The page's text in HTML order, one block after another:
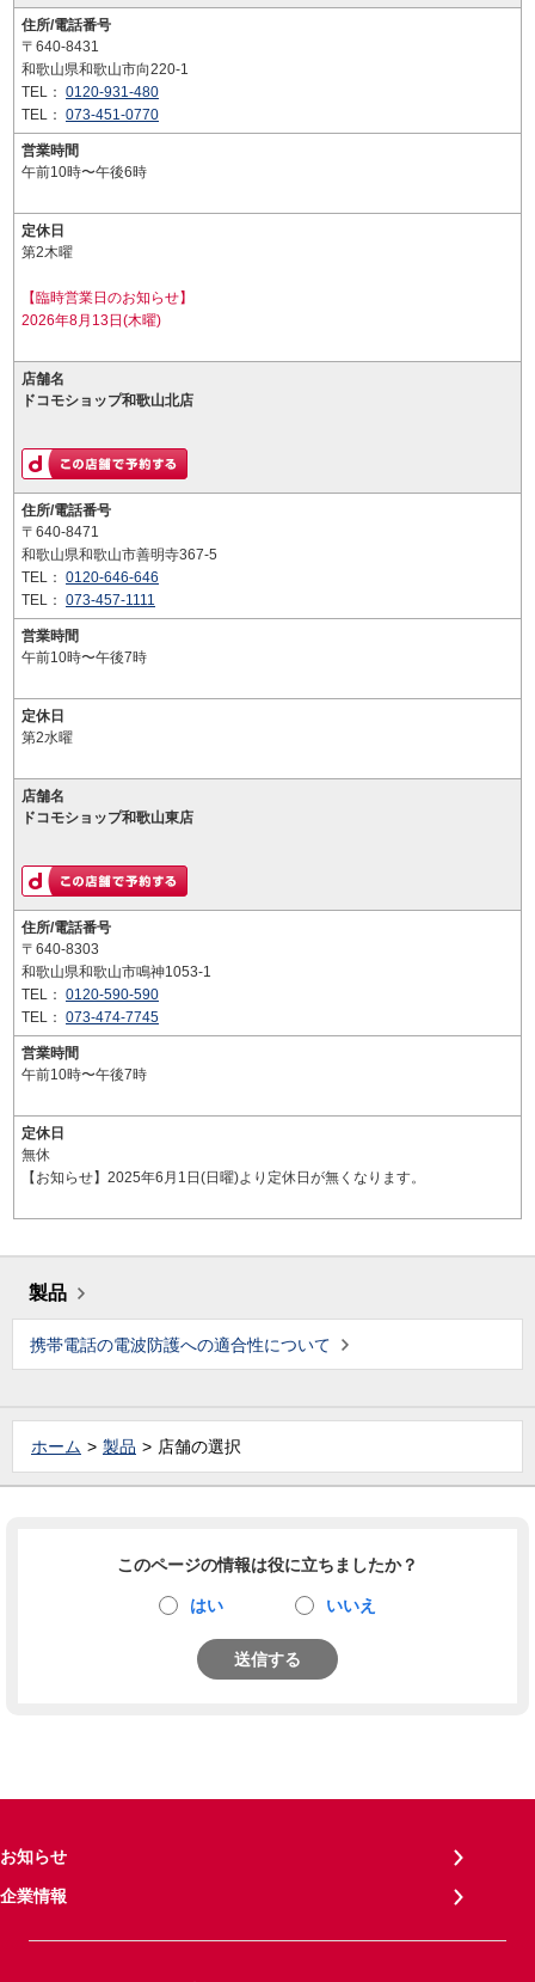
住所/電話番号
〒640-8431
和歌山県和歌山市向220-1
TEL： 0120-931-480
TEL： 073-451-0770
営業時間
午前10時〜午後6時
定休日
第2木曜
【臨時営業日のお知らせ】
2026年8月13日(木曜)
店舗名
ドコモショップ和歌山北店
住所/電話番号
〒640-8471
和歌山県和歌山市善明寺367-5
TEL： 0120-646-646
TEL： 073-457-1111
営業時間
午前10時〜午後7時
定休日
第2水曜
店舗名
ドコモショップ和歌山東店
住所/電話番号
〒640-8303
和歌山県和歌山市鳴神1053-1
TEL： 0120-590-590
TEL： 073-474-7745
営業時間
午前10時〜午後7時
定休日
無休
【お知らせ】2025年6月1日(日曜)より定休日が無くなります。
製品
携帯電話の電波防護への適合性について
ホーム 製品 店舗の選択
このページの情報は役に立ちましたか？
はい いいえ
送信する
お知らせ
企業情報